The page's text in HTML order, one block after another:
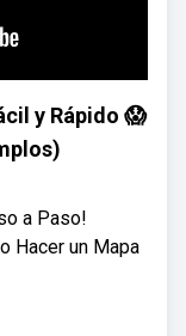
y Rápido 😱
a Paso!
Hacer un Mapa